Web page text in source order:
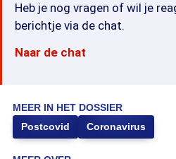
Heb je nog vragen of wil je
berichtje via de chat.
Naar de chat
MEER IN HET DOSSIER
Postcovid
Coronavirus